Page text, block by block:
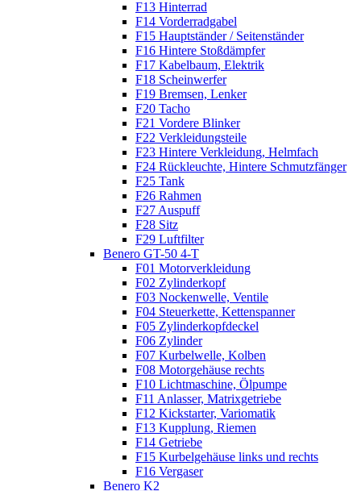
F13 Hinterrad
F14 Vorderradgabel
F15 Hauptständer / Seitenständer
F16 Hintere Stoßdämpfer
F17 Kabelbaum, Elektrik
F18 Scheinwerfer
F19 Bremsen, Lenker
F20 Tacho
F21 Vordere Blinker
F22 Verkleidungsteile
F23 Hintere Verkleidung, Helmfach
F24 Rückleuchte, Hintere Schmutzfänger
F25 Tank
F26 Rahmen
F27 Auspuff
F28 Sitz
F29 Luftfilter
Benero GT-50 4-T
F01 Motorverkleidung
F02 Zylinderkopf
F03 Nockenwelle, Ventile
F04 Steuerkette, Kettenspanner
F05 Zylinderkopfdeckel
F06 Zylinder
F07 Kurbelwelle, Kolben
F08 Motorgehäuse rechts
F10 Lichtmaschine, Ölpumpe
F11 Anlasser, Matrixgetriebe
F12 Kickstarter, Variomatik
F13 Kupplung, Riemen
F14 Getriebe
F15 Kurbelgehäuse links und rechts
F16 Vergaser
Benero K2